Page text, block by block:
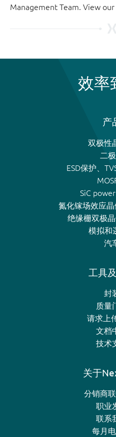
Management Team. View our
效率
产
双极性
二
ESD保护、
SiC
氮化镓场效应晶
绝缘栅双极
模拟和
汽
工具
封
质量
请求上
文档
技术
关于
分销商
职业
联系
每月